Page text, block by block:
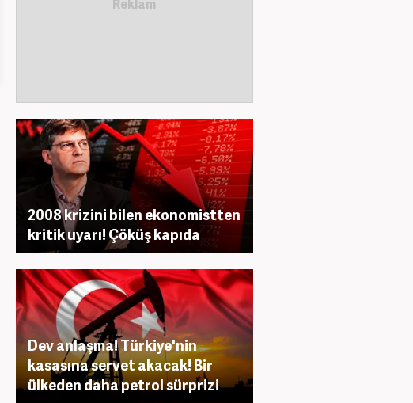
2008 krizini bilen ekonomistten
kritik uyarı! Çöküş kapıda
Dev anlaşma! Türkiye'nin
kasasına servet akacak! Bir
ülkeden daha petrol sürprizi